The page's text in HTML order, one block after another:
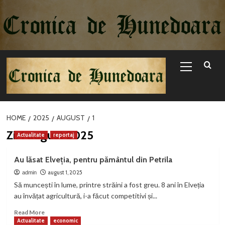
la
conținut
Menu
HOME 2025 AUGUST 1
Zi:1 august 2025
Actualitate reportaj
Au lăsat Elveția, pentru pământul din Petrila
admin august 1, 2025
Să muncești în lume, printre străini a fost greu. 8 ani în Elveția
au învățat agricultură, i-a făcut competitivi și...
Read MoreRead
more
Actualitate economic